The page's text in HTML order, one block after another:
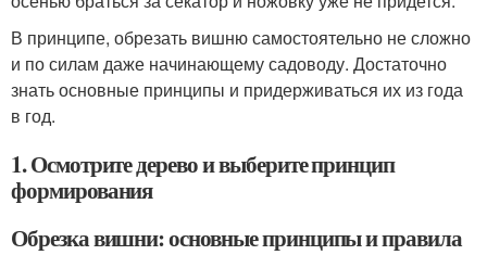
В принципе, обрезать вишню самостоятельно не сложно
и по силам даже начинающему садоводу. Достаточно
знать основные принципы и придерживаться их из года
в год.
1. Осмотрите дерево и выберите принцип
формирования
Обрезка вишни: основные принципы и правила